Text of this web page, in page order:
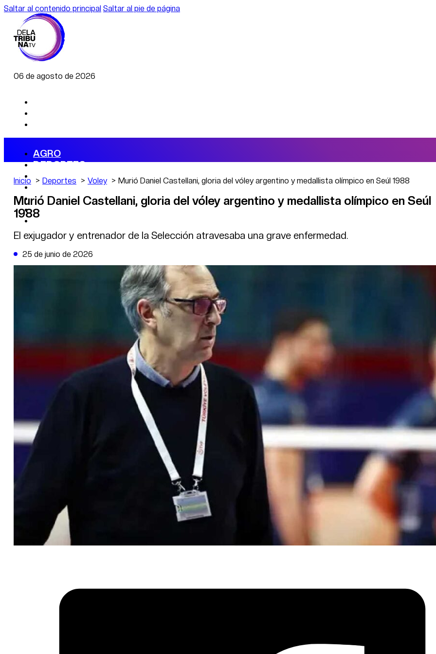
Saltar al contenido principal Saltar al pie de página
06 de agosto de 2026
AGRO
DEPORTES
ECONOMÍA
POLÍTICA
CAMBIO CLIMÁTICO
DATA FIRME
DE LA TRIBUNA TV
Inicio Deportes Voley Murió Daniel Castellani, gloria del vóley argentino y medallista olímpico en Seúl 1988
Murió Daniel Castellani, gloria del vóley argentino y medallista olímpico en Seúl
1988
El exjugador y entrenador de la Selección atravesaba una grave enfermedad.
25 de junio de 2026